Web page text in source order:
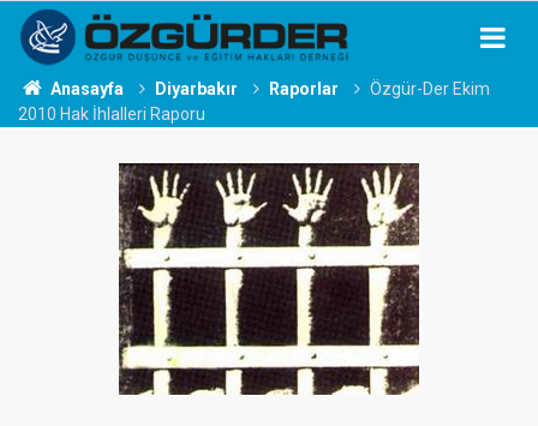
Anasayfa Diyarbakır Raporlar
Özgür-Der Ekim
2010 Hak İhlalleri Raporu